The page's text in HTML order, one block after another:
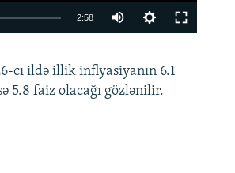
2:58
360p
480p
cı ildə illik inflyasiyanın 6.1
5.8 faiz olacağı gözlənilir.